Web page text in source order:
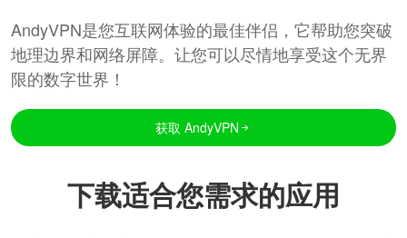
AndyVPN是您互联网体验的最佳伴侣，它帮助您突破
地理边界和网络屏障。让您可以尽情地享受这个无界
限的数字世界！
获取 AndyVPN
下载适合您需求的应用